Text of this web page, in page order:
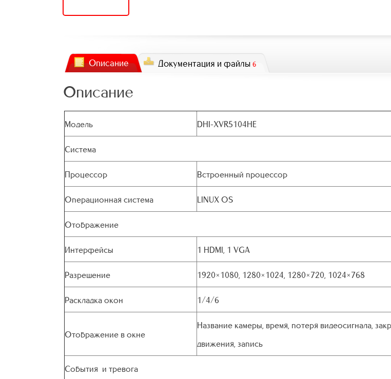
Описание Документация и файлы 6
Описание
Модель DHI-XVR5104HE
Система
Процессор Встроенный процессор
Операционная система LINUX OS
Отображение
Интерфейсы 1 HDMI, 1 VGA
Разрешение 1920×1080, 1280×1024, 1280×720, 1024×768
Раскладка окон 1/4/6
Отображение в окне
Название камеры, время, потеря видеосигнала,
движения, запись
События и тревога